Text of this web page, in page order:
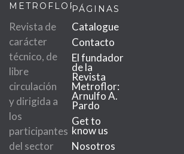
METROFLOR
Revista de
carácter
técnico, de
libre
circulación
y dirigida a
los
participantes
del sector
PÁGINAS
Catalogue
Contacto
El fundador
de la
Revista
Metroflor:
Arnulfo A.
Pardo
Get to
know us
Nosotros